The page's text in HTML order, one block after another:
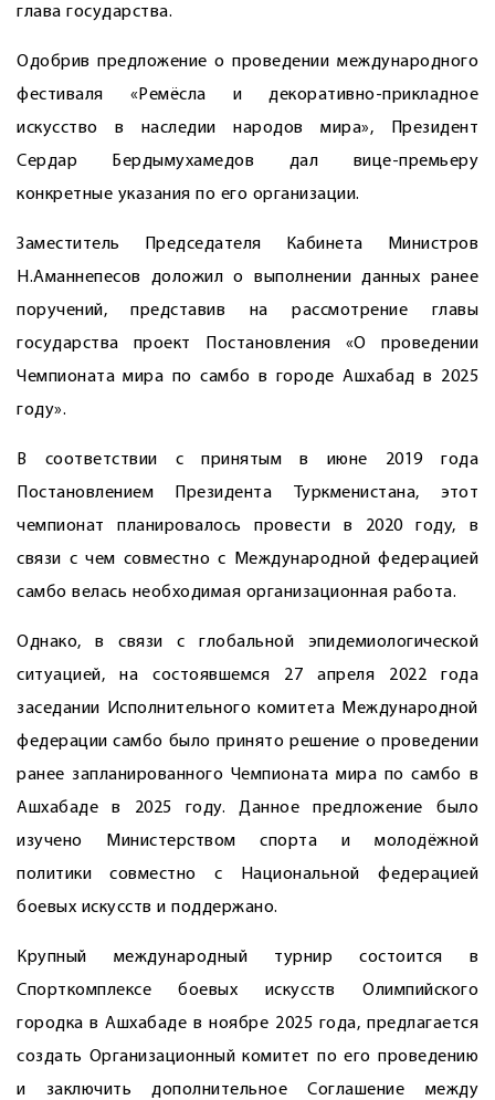
глава государства.
Одобрив предложение о проведении международного
фестиваля «Ремёсла и декоративно-прикладное
искусство в наследии народов мира», Президент
Сердар Бердымухамедов дал вице-премьеру
конкретные указания по его организации.
Заместитель Председателя Кабинета Министров
Н.Аманнепесов доложил о выполнении данных ранее
поручений, представив на рассмотрение главы
государства проект Постановления «О проведении
Чемпионата мира по самбо в городе Ашхабад в 2025
году».
В соответствии с принятым в июне 2019 года
Постановлением Президента Туркменистана, этот
чемпионат планировалось провести в 2020 году, в
связи с чем совместно с Международной федерацией
самбо велась необходимая организационная работа.
Однако, в связи с глобальной эпидемио­логической
ситуацией, на состоявшемся 27 апреля 2022 года
заседании Исполнительного комитета Международной
федерации самбо было принято решение о проведении
ранее запланированного Чемпионата мира по самбо в
Ашхабаде в 2025 году. Данное предложение было
изучено Министерством спорта и молодёжной
политики совместно с Национальной федерацией
боевых искусств и поддержано.
Крупный международный турнир сос­тоится в
Спорткомплексе боевых искусств Олимпийского
городка в Ашхабаде в ­ноябре 2025 года, предлагается
создать Организационный комитет по его проведению
и заключить дополнительное Соглашение между